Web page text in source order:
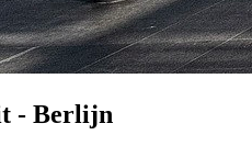
- Berlijn